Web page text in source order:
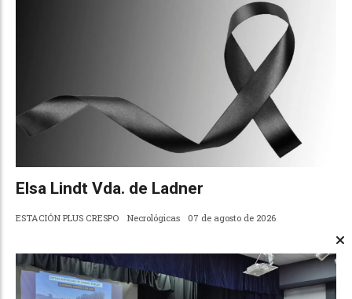
Elsa Lindt Vda. de Ladner
ESTACIÓN PLUS CRESPO Necrológicas 07 de agosto de 2026